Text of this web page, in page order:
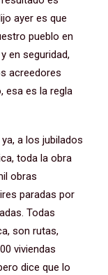
ayer es que
pueblo en
en seguridad,
acreedores
esa es la regla
a los jubilados
toda la obra
obras
paradas por
Todas
son rutas,
viviendas
dice que lo